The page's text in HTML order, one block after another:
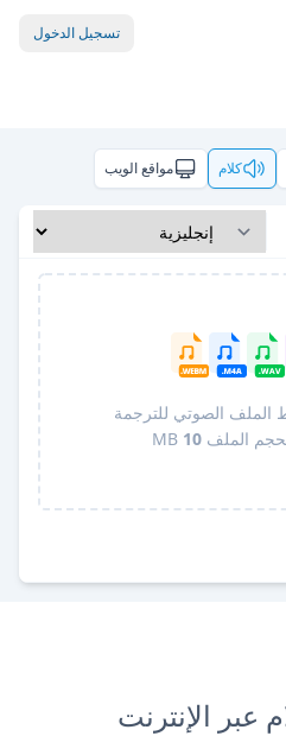
تسجيل الدخول
كلام مواقع الويب
الملف الصوتي للترجمة
الملف 10
عبر الإنترنت